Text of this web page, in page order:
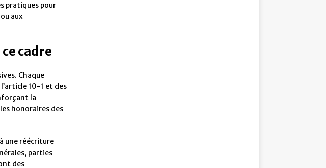
pratiques pour
aux
cadre
Chaque
10-1 et des
la
honoraires des
une réécriture
parties
des